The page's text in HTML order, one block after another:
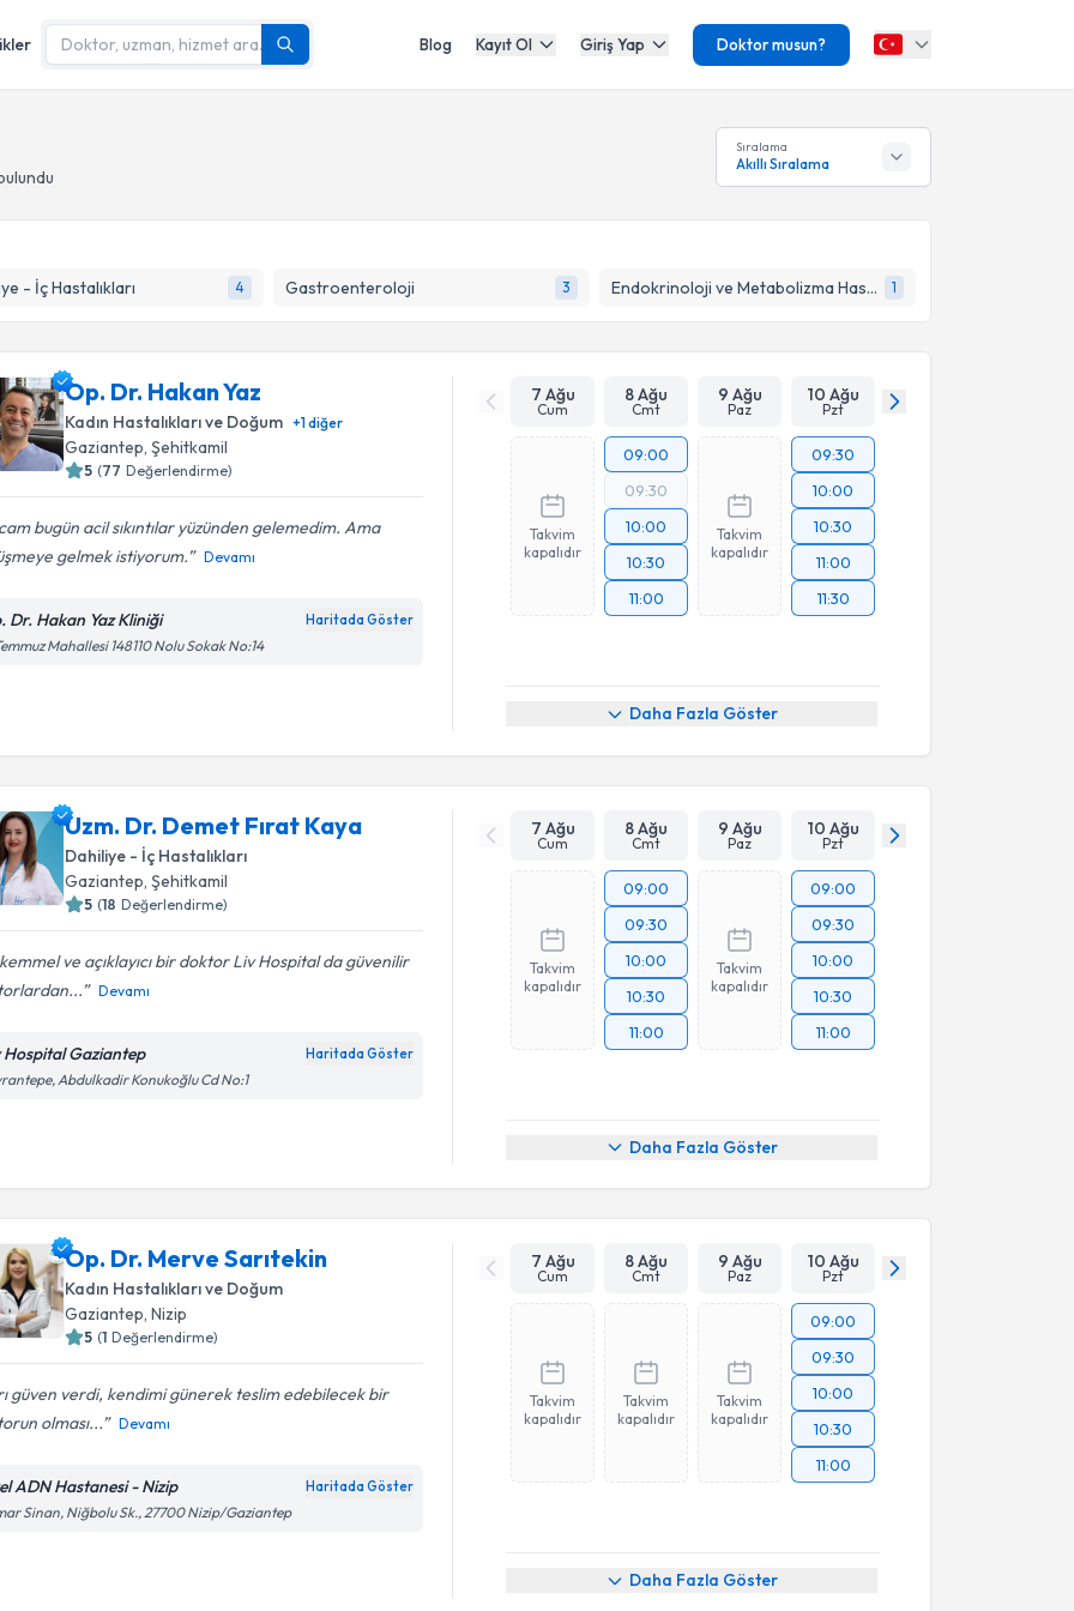
Blog Kayıt Ol Giriş Yap Doktor musun?
Sıralama
Akıllı Sıralama
- İç Hastalıkları 4 Gastroenteroloji 3 Endokrinoloji ve Metabolizma Hastalıkları 1
Op. Dr. Hakan Yaz
Kadın Hastalıkları ve Doğum +1diğer
Gaziantep, Şehitkamil
5 (77 Değerlendirme)
bugün acil sıkıntılar yüzünden gelemedim. Ama
gelmek istiyorum.
Devamı
Dr. Hakan Yaz Kliniği Haritada Göster
Mahallesi 148110 Nolu Sokak No:14
7 Ağu
Cum
8 Ağu
Cmt
9 Ağu
Paz
10 Ağu
Pzt
Takvim
kapalıdır
09:00
09:30
10:00
10:30
11:00
Takvim
kapalıdır
09:30
10:00
10:30
11:00
11:30
Daha Fazla Göster
Uzm. Dr. Demet Fırat Kaya
Dahiliye - İç Hastalıkları
Gaziantep , Şehitkamil
5 (18 Değerlendirme)
ve açıklayıcı bir doktor Liv Hospital da güvenilir
Devamı
Hospital Gaziantep Haritada Göster
Abdulkadir Konukoğlu Cd No:1
7 Ağu
Cum
8 Ağu
Cmt
9 Ağu
Paz
10 Ağu
Pzt
Takvim
kapalıdır
09:00
09:30
10:00
10:30
11:00
Takvim
kapalıdır
09:00
09:30
10:00
10:30
11:00
Daha Fazla Göster
Op. Dr. Merve Sarıtekin
Kadın Hastalıkları ve Doğum
Gaziantep, Nizip
5 (1 Değerlendirme)
güven verdi, kendimi günerek teslim edebilecek bir
olması...
Devamı
ADN Hastanesi - Nizip Haritada Göster
Sinan, Niğbolu Sk., 27700 Nizip/Gaziantep
7 Ağu
Cum
8 Ağu
Cmt
9 Ağu
Paz
10 Ağu
Pzt
Takvim
kapalıdır
Takvim
kapalıdır
Takvim
kapalıdır
09:00
09:30
10:00
10:30
11:00
Daha Fazla Göster
Randevu Takvimi Talebi